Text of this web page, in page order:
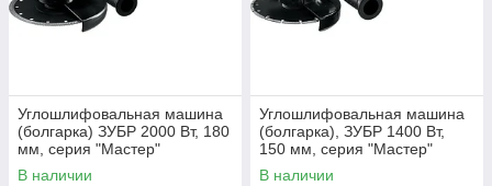
Углошлифовальная машина
(болгарка) ЗУБР 2000 Вт, 180
мм, серия "Мастер"
(УШМ-180-2005 П)
В наличии
Углошлифовальная машина
(болгарка), ЗУБР 1400 Вт,
150 мм, серия "Мастер"
(УШМ-150-1405)
В наличии